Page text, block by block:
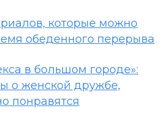
которые можно
обеденного перерыва
в большом городе»:
о женской дружбе,
понравятся